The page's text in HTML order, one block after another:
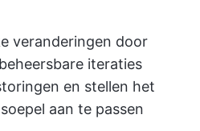
veranderingen door
iteraties
en stellen het
aan te passen